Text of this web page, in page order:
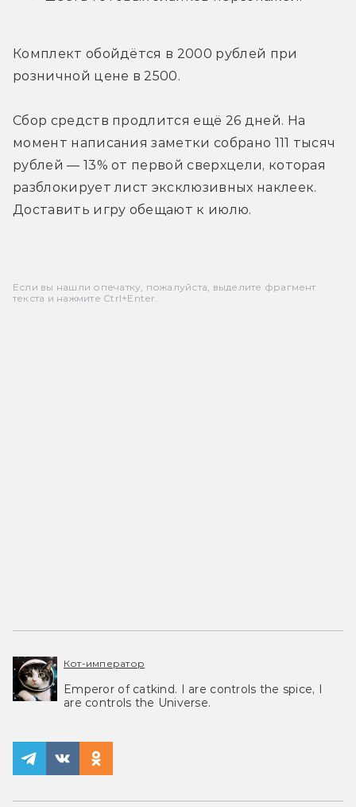
Комплект обойдётся в 2000 рублей при
розничной цене в 2500.
Сбор средств продлится ещё 26 дней. На
момент написания заметки собрано 111 тысяч
рублей — 13% от первой сверхцели, которая
разблокирует лист эксклюзивных наклеек.
Доставить игру обещают к июлю.
Если вы нашли опечатку, пожалуйста, выделите фрагмент
текста и нажмите Ctrl+Enter.
Кот-император
Emperor of catkind. I are controls the spice, I
are controls the Universe.